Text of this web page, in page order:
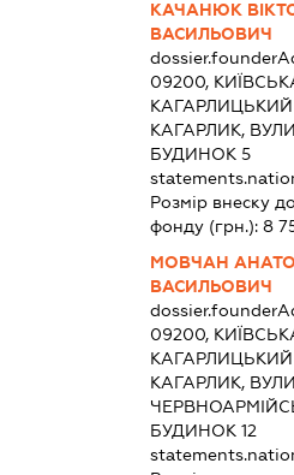
КАЧАНЮК
ВАСИЛЬОВИЧ
09200,
КАГАРЛИЦЬКИЙ
КАГАРЛИК,
БУДИНОК 5
Розмір внеску
фонду (грн.):8
МОВЧАН
ВАСИЛЬОВИЧ
09200,
КАГАРЛИЦЬКИЙ
КАГАРЛИК,
БУДИНОК 12